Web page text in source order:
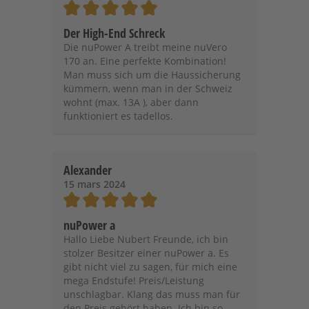
Note moyenne de 5 sur 5 étoiles
Der High-End Schreck
Die nuPower A treibt meine nuVero
170 an. Eine perfekte Kombination!
Man muss sich um die Haussicherung
kümmern, wenn man in der Schweiz
wohnt (max. 13A ), aber dann
funktioniert es tadellos.
Alexander
15 mars 2024
Note moyenne de 5 sur 5 étoiles
nuPower a
Hallo Liebe Nubert Freunde, ich bin
stolzer Besitzer einer nuPower a. Es
gibt nicht viel zu sagen, für mich eine
mega Endstufe! Preis/Leistung
unschlagbar. Klang das muss man für